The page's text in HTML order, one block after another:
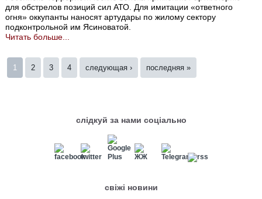
для обстрелов позиций сил АТО. Для имитации «ответного
огня» оккупанты наносят артудары по жилому сектору
подконтрольной им Ясиноватой.
Читать больше...
Страницы
1 2 3 4 следующая › последняя »
слідкуй за нами соціально
свіжі новини